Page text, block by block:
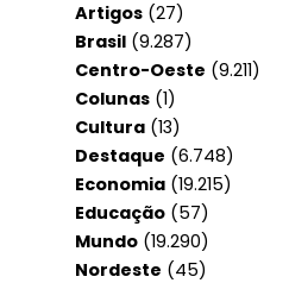
Artigos (27)
Brasil (9.287)
Centro-Oeste (9.211)
Colunas (1)
Cultura (13)
Destaque (6.748)
Economia (19.215)
Educação (57)
Mundo (19.290)
Nordeste (45)